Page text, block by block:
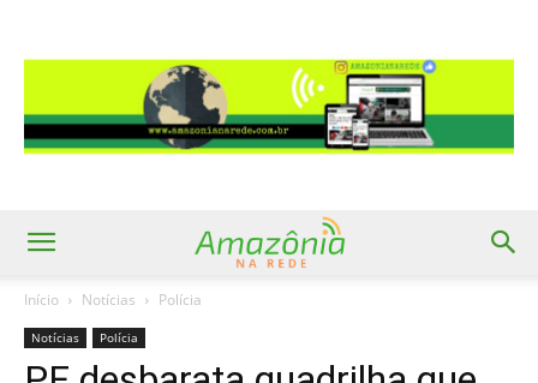
Início Notícias Polícia
Notícias Polícia